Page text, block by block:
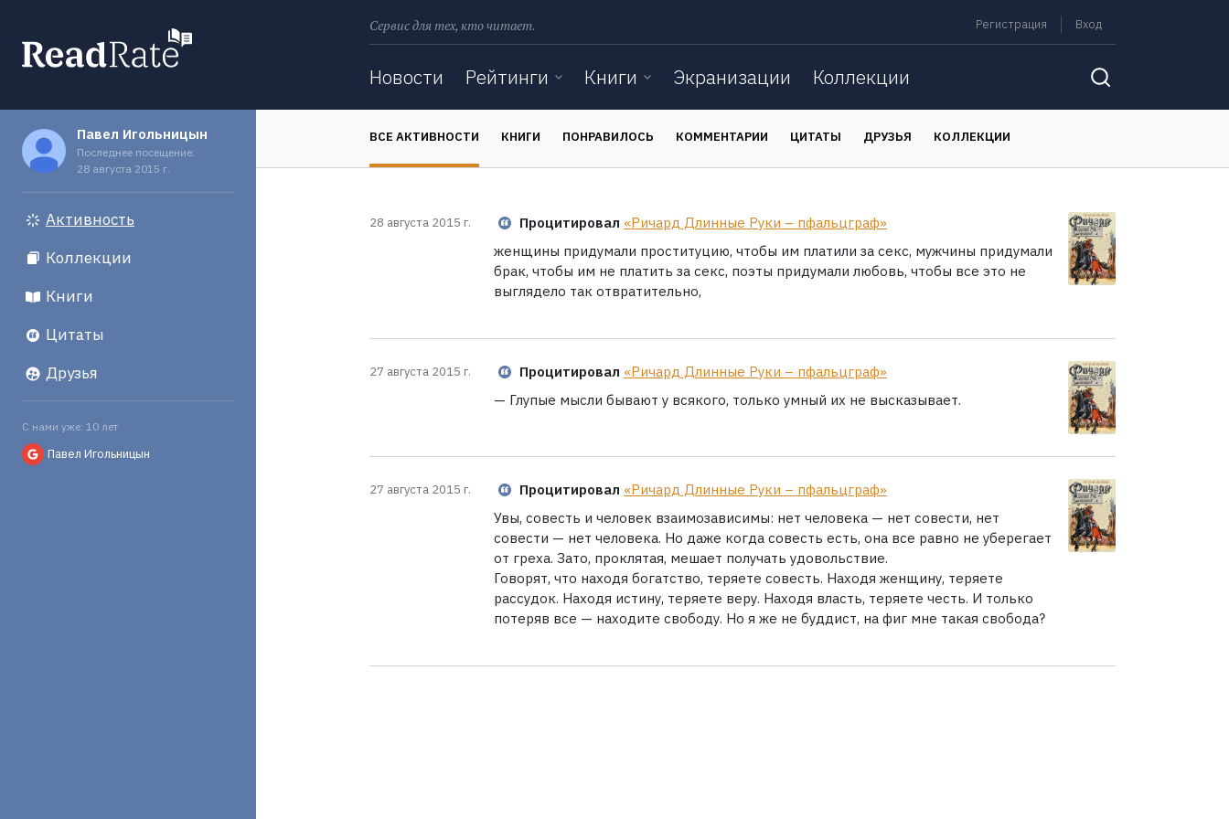
Сервис для тех, кто читает. Регистрация Вход
Новости Рейтинги Книги Экранизации Коллекции
Павел Игольницын
Последнее посещение:
28 августа 2015 г.
Активность
Коллекции
Книги
Цитаты
Друзья
С нами уже: 10 лет
Павел Игольницын
ВСЕ АКТИВНОСТИ КНИГИ ПОНРАВИЛОСЬ КОММЕНТАРИИ ЦИТАТЫ ДРУЗЬЯ КОЛЛЕКЦИИ
28 августа 2015 г. Процитировал «Ричард Длинные Руки – пфальцграф»
женщины придумали проституцию, чтобы им платили за секс, мужчины придумали
брак, чтобы им не платить за секс, поэты придумали любовь, чтобы все это не
выглядело так отвратительно,
27 августа 2015 г. Процитировал «Ричард Длинные Руки – пфальцграф»
— Глупые мысли бывают у всякого, только умный их не высказывает.
27 августа 2015 г. Процитировал «Ричард Длинные Руки – пфальцграф»
Увы, совесть и человек взаимозависимы: нет человека — нет совести, нет
совести — нет человека. Но даже когда совесть есть, она все равно не уберегает
от греха. Зато, проклятая, мешает получать удовольствие.
Говорят, что находя богатство, теряете совесть. Находя женщину, теряете
рассудок. Находя истину, теряете веру. Находя власть, теряете честь. И только
потеряв все — находите свободу. Но я же не буддист, на фиг мне такая свобода?